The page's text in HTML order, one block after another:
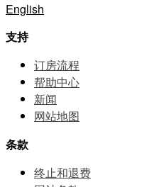
English
支持
订房流程
帮助中⼼
新闻
网站地图
条款
终止和退费